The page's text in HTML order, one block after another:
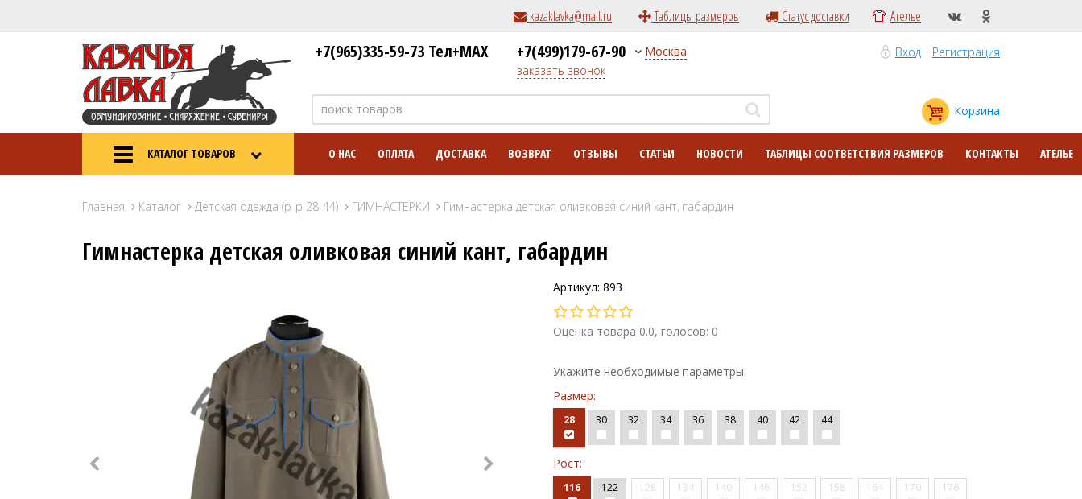
kazaklavka@mail.ru Таблицы размеров Статус доставки Ателье
+7(965)335-59-73 Тел+MAX +7(499)179-67-90
заказать звонок
Москва Вход Регистрация
Корзина
КАТАЛОГ ТОВАРОВ О НАС ОПЛАТА ДОСТАВКА ВОЗВРАТ ОТЗЫВЫ СТАТЬИ НОВОСТИ ТАБЛИЦЫ СООТВЕТСТВИЯ РАЗМЕРОВ КОНТАКТЫ АТЕЛЬЕ
Главная Каталог Детская одежда (р-р 28-44) ГИМНАСТЕРКИ Гимнастерка детская оливковая синий кант, габардин
Гимнастерка детская оливковая синий кант, габардин
Артикул: 893
Оценка товара 0.0, голосов: 0
Укажите необходимые параметры:
Размер:
28 30 32 34 36 38 40 42 44
Рост:
116 122 128 134 140 146 152 158 164 170 176